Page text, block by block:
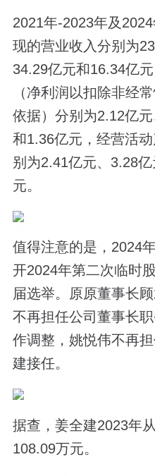
2021年-2023年及
现的营业收入分别为
34.29亿元和16.34亿
（净利润以扣除非经
依据）分别为2.12亿
和1.36亿元，经营活
别为2.41亿元、3.28
元。
值得注意的是，2024
开2024年第二次临时
届选举。原原董事长
不再担任公司董事长
作调整，姚悦伟不再
建接任。
据查，姜全建2023年
108.09万元。